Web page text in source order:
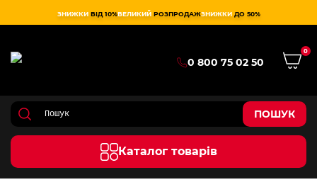
ЗНИЖКИ ВІД 10%ВЕЛИКИЙ РОЗПРОДАЖЗНИЖКИ ДО 50%
0 800 75 02 50
0
ПОШУК
Каталог товарів